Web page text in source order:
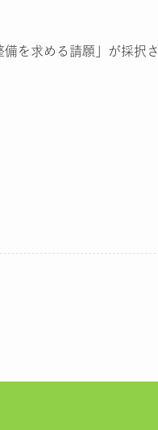
を求める請願」が採択